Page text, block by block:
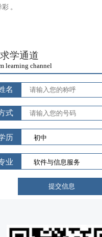
。
学通道
learning channel
名
式
历
业
提交信息